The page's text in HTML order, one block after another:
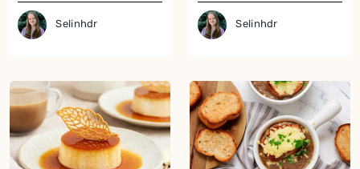
Selinhdr Selinhdr